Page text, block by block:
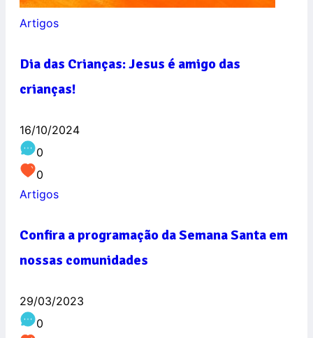
Artigos
Dia das Crianças: Jesus é amigo das
crianças!
16/10/2024
0
0
Artigos
Confira a programação da Semana Santa em
nossas comunidades
29/03/2023
0